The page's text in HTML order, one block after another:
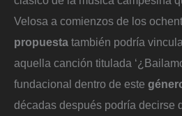
Velosa a comienzos de los
propuesta también podría
aquella canción titulada
fundacional dentro de este
décadas después podría decirse